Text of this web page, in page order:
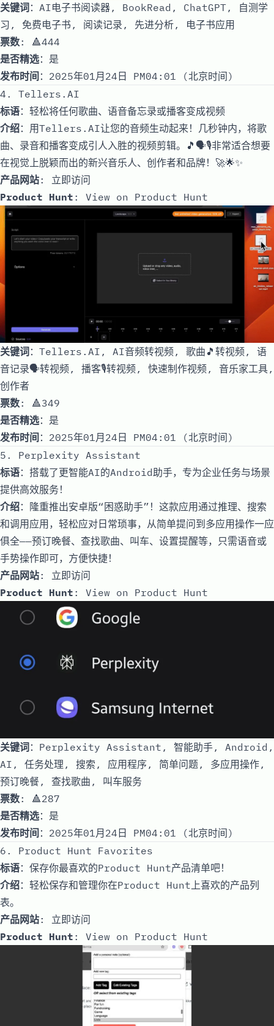
关键词：AI电子书阅读器, BookRead, ChatGPT, 自测学
习, 免费电子书, 阅读记录, 先进分析, 电子书应用
票数: 🔺444
是否精选：是
发布时间 ：2025年01月24日 PM04:01 (北京时间)
4. Tellers.AI
标语：轻松将任何歌曲、语音备忘录或播客变成视频
介绍：用Tellers.AI让您的音频生动起来！几秒钟内，将歌
曲、录音和播客变成引人入胜的视频剪辑。🎵🗣️🎙️非常适合想要
在视觉上脱颖而出的新兴音乐人、创作者和品牌！🚀🌟✨
产品网站: 立即访问
Product Hunt : View on Product Hunt
关键词：Tellers.AI, AI音频转视频, 歌曲🎵转视频, 语
音记录🗣️转视频, 播客🎙️转视频, 快速制作视频, 音乐家工具,
创作者
票数: 🔺349
是否精选：是
发布时间 ：2025年01月24日 PM04:01 (北京时间)
5. Perplexity Assistant
标语：搭载了更智能AI的Android助手，专为企业任务与场景
提供高效服务！
介绍：隆重推出安卓版“困惑助手”！这款应用通过推理、搜索
和调用应用，轻松应对日常琐事，从简单提问到多应用操作一应
俱全——预订晚餐、查找歌曲、叫车、设置提醒等，只需语音或
手势操作即可，方便快捷！
产品网站: 立即访问
Product Hunt : View on Product Hunt
关键词：Perplexity Assistant, 智能助手, Android,
AI, 任务处理, 搜索, 应用程序, 简单问题, 多应用操作,
预订晚餐, 查找歌曲, 叫车服务
票数: 🔺287
是否精选：是
发布时间 ：2025年01月24日 PM04:01 (北京时间)
6. Product Hunt Favorites
标语：保存你最喜欢的Product Hunt产品清单吧！
介绍：轻松保存和管理你在Product Hunt上喜欢的产品列
表。
产品网站: 立即访问
Product Hunt : View on Product Hunt